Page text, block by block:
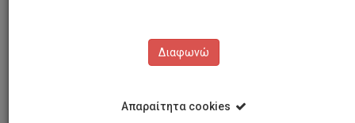
Διαφωνώ
Απαραίτητα cookies